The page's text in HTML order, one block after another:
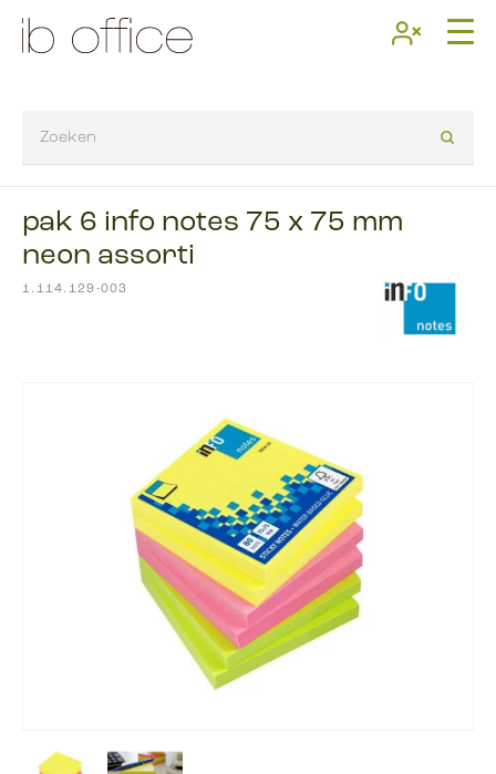
pak 6 info notes 75 x 75 mm
neon assorti
1.114.129-003